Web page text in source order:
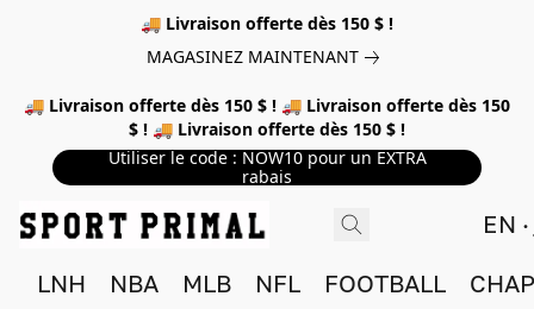
🚚 Livraison offerte dès 150 $ !
MAGASINEZ MAINTENANT
🚚 Livraison offerte dès 150 $ ! 🚚 Livraison offerte dès 150
$ ! 🚚 Livraison offerte dès 150 $ !
Utiliser le code : NOW10 pour un EXTRA
rabais
EN
LNH NBA MLB NFL FOOTBALL